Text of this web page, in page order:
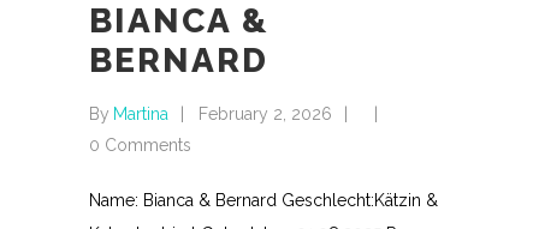
BIANCA &
BERNARD
By Martina
February 2, 2026
0 Comments
Name: Bianca & Bernard Geschlecht:Kätzin &